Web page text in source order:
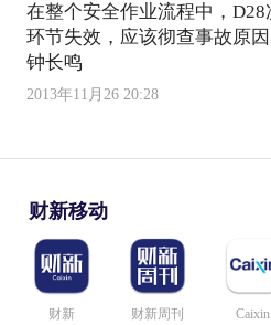
在整个安全作业流程中，
环节失效，应该彻查事故原
钟长鸣
2013年11月26 20:28
财新移动
财新 财新周刊 Caixin